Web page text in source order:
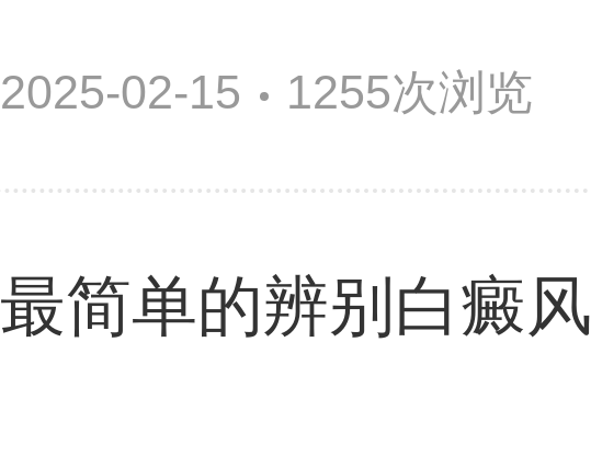
2025-02-15 1255次浏览
最简单的辨别白癜风